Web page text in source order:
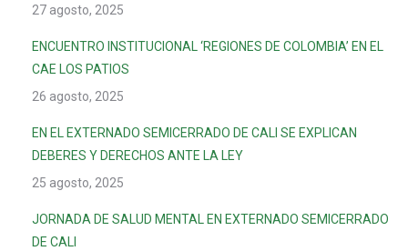
27 agosto, 2025
ENCUENTRO INSTITUCIONAL ‘REGIONES DE COLOMBIA’ EN EL
CAE LOS PATIOS
26 agosto, 2025
EN EL EXTERNADO SEMICERRADO DE CALI SE EXPLICAN
DEBERES Y DERECHOS ANTE LA LEY
25 agosto, 2025
JORNADA DE SALUD MENTAL EN EXTERNADO SEMICERRADO
DE CALI